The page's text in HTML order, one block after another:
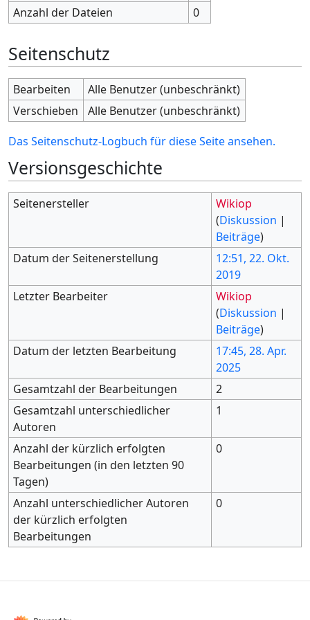
Anzahl der Dateien 0
Seitenschutz
Bearbeiten
Alle Benutzer (unbeschränkt)
Verschieben
Alle Benutzer (unbeschränkt)
Das Seitenschutz-Logbuch für diese Seite ansehen.
Versionsgeschichte
Seitenersteller
Wikiop
(Diskussion |
Beiträge)
Datum der Seitenerstellung
12:51, 22. Okt.
2019
Letzter Bearbeiter
Wikiop
(Diskussion |
Beiträge)
Datum der letzten Bearbeitung
17:45, 28. Apr.
2025
Gesamtzahl der Bearbeitungen
2
Gesamtzahl unterschiedlicher
Autoren
1
Anzahl der kürzlich erfolgten
Bearbeitungen (in den letzten 90
Tagen)
0
Anzahl unterschiedlicher Autoren
der kürzlich erfolgten
Bearbeitungen
0